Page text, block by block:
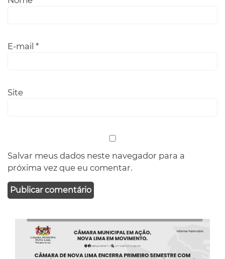
E-mail *
Site
Salvar meus dados neste navegador para a
próxima vez que eu comentar.